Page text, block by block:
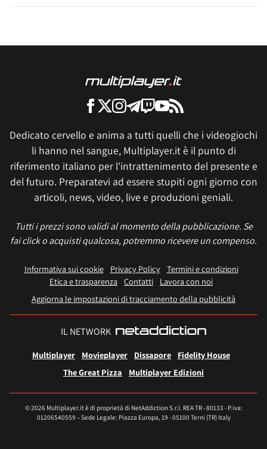
Dedicato cervello e anima a tutti quelli che i videogiochi
li hanno nel sangue, Multiplayer.it è il punto di
riferimento italiano per l'intrattenimento del presente e
del futuro. Preparatevi ad essere stupiti ogni giorno con
articoli, news, video, live e produzioni geniali.
Tutti i prezzi sono validi al momento della pubblicazione. Se
fai click o acquisti qualcosa, potremmo ricevere un compenso.
Informativa sui cookie Privacy Policy
Termini e condizioni
Etica e trasparenza Contatti
Lavora con noi
Aggiorna le impostazioni di tracciamento della pubblicità
IL NETWORK
Multiplayer Movieplayer Dissapore
Fidelity House
The Great Pizza
Multiplayer Edizioni
© 2026 Multiplayer.it è di proprietà di NetAddiction S.r.l. REA TR - 80133 - P.iva:
01206540559 – Sede Legale: Piazza Europa, 19 - 05100 Terni (TR) Italy